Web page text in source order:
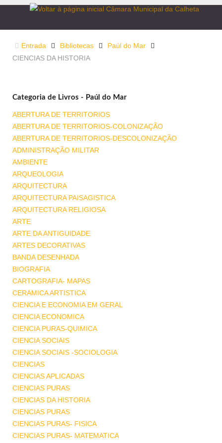
Entrada Bibliotecas
Paúl do Mar
CIENCIAS DA HISTORIA
Categoria de Livros - Paúl do Mar
ABERTURA DE TERRITORIOS
ABERTURA DE TERRITORIOS-COLONIZAÇÃO
ABERTURA DE TERRITORIOS-DESCOLONIZAÇÃO
ADMINISTRAÇÃO MILITAR
AMBIENTE
ARQUEOLOGIA
ARQUITECTURA
ARQUITECTURA PAISAGISTICA
ARQUITECTURA RELIGIOSA
ARTE
ARTE DA ANTIGUIDADE
ARTES DECORATIVAS
BANDA DESENHADA
BIOGRAFIA
CARTOGRAFIA- MAPAS
CERAMICA ARTISTICA
CIENCIA E ECONOMIA EM GERAL
CIENCIA ECONOMICA
CIENCIA PURAS-QUIMICA
CIENCIA SOCIAIS
CIENCIA SOCIAIS -SOCIOLOGIA
CIENCIAS
CIENCIAS APLICADAS
CIENCIAS PURAS
CIENCIAS DA HISTORIA
CIENCIAS PURAS
CIENCIAS PURAS- FISICA
CIENCIAS PURAS- MATEMATICA